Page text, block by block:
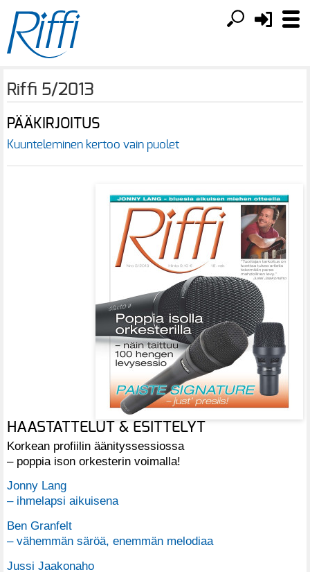
Riffi 5/2013
PÄÄKIRJOITUS
Kuunteleminen kertoo vain puolet
HAASTATTELUT & ESITTELYT
Korkean profiilin äänityssessiossa
– poppia ison orkesterin voimalla!
Jonny Lang
– ihmelapsi aikuisena
Ben Granfelt
– vähemmän säröä, enemmän melodiaa
Jussi Jaakonaho